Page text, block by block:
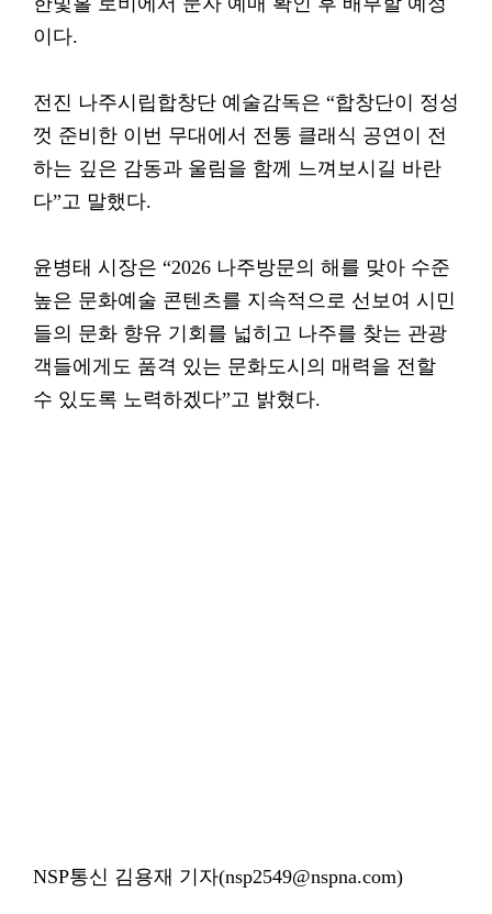
이다.
전진 나주시립합창단 예술감독은 “합창단이 정성
껏 준비한 이번 무대에서 전통 클래식 공연이 전
하는 깊은 감동과 울림을 함께 느껴보시길 바란
다”고 말했다.
윤병태 시장은 “2026 나주방문의 해를 맞아 수준
높은 문화예술 콘텐츠를 지속적으로 선보여 시민
들의 문화 향유 기회를 넓히고 나주를 찾는 관광
객들에게도 품격 있는 문화도시의 매력을 전할
수 있도록 노력하겠다”고 밝혔다.
NSP통신 김용재 기자(nsp2549@nspna.com)